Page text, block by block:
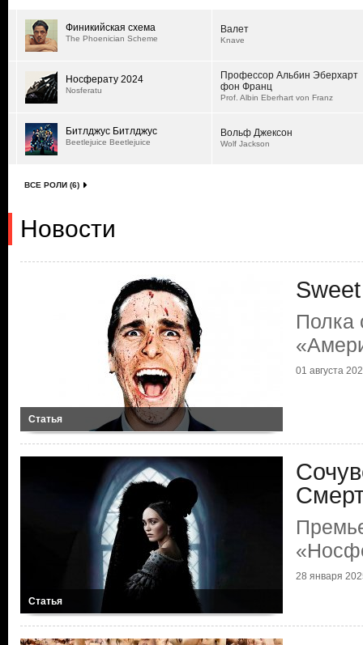
Финикийская схема
The Phoenician Scheme
Валет
Knave
Носферату 2024
Nosferatu
Профессор Альбин Эберхарт
фон Франц
Prof. Albin Eberhart von Franz
Битлджус Битлджус
Beetlejuice Beetlejuice
Вольф Джексон
Wolf Jackson
ВСЕ РОЛИ (6)
Новости
Статья
Полка
01 августа
Статья
28 января